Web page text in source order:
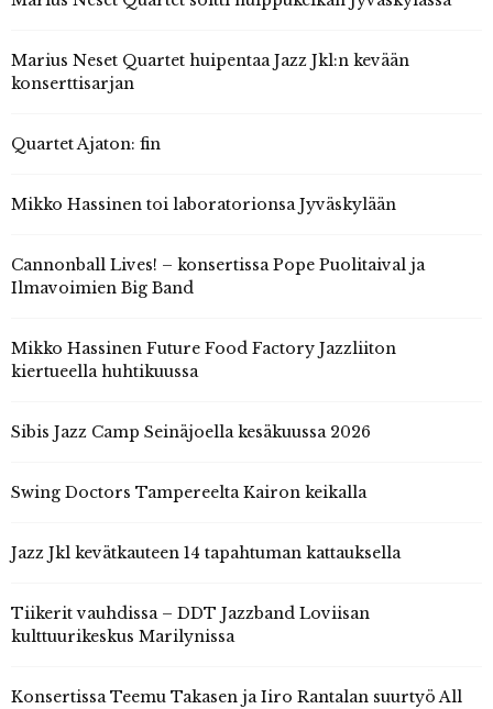
Marius Neset Quartet huipentaa Jazz Jkl:n kevään
konserttisarjan
Quartet Ajaton: fin
Mikko Hassinen toi laboratorionsa Jyväskylään
Cannonball Lives! – konsertissa Pope Puolitaival ja
Ilmavoimien Big Band
Mikko Hassinen Future Food Factory Jazzliiton
kiertueella huhtikuussa
Sibis Jazz Camp Seinäjoella kesäkuussa 2026
Swing Doctors Tampereelta Kairon keikalla
Jazz Jkl kevätkauteen 14 tapahtuman kattauksella
Tiikerit vauhdissa – DDT Jazzband Loviisan
kulttuurikeskus Marilynissa
Konsertissa Teemu Takasen ja Iiro Rantalan suurtyö All